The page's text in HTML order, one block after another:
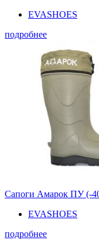
EVASHOES
подробнее
Сапоги Амарок ПУ (-
EVASHOES
подробнее